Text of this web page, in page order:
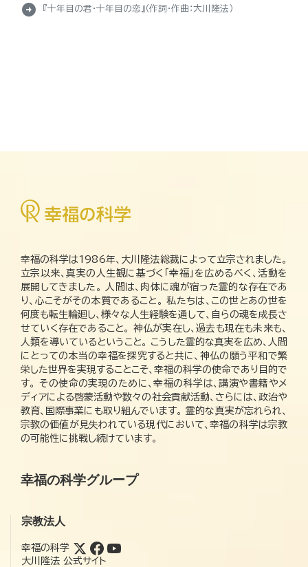
arrow_circle_right 『十年目の君・十年目の恋』（作詞・作曲：大川隆法）
幸福の科学は1986年、大川隆法総裁によって立宗されました。
立宗以来、真実の人生観に基づく「幸福」を広めるべく、活動を
展開してきました。 人間は、肉体に魂が宿った霊的な存在であ
り、心こそがその本質であること。 私たちは、この世とあの世を
何度も転生輪廻し、様々な人生経験を通して、自らの魂を成長さ
せていく存在であること。 神仏が実在し、過去も現在も未来も、
人類を導いているということ。 こうした霊的な真実を広め、人間
にとっての本当の幸福を探究すると共に、神仏の願う平和で繁
栄した世界を実現することこそ、幸福の科学の使命であり目的で
す。 その使命の実現のために、幸福の科学は、講演や書籍やメ
ディアによる啓蒙活動や数々の社会貢献活動、さらには、政治や
教育、国際事業にも取り組んでいます。 霊的な真実が忘れられ、
宗教の価値が見失われている現代において、幸福の科学は宗教
の可能性に挑戦し続けています。
幸福の科学グループ
宗教法人
幸福の科学
大川隆法 公式サイト